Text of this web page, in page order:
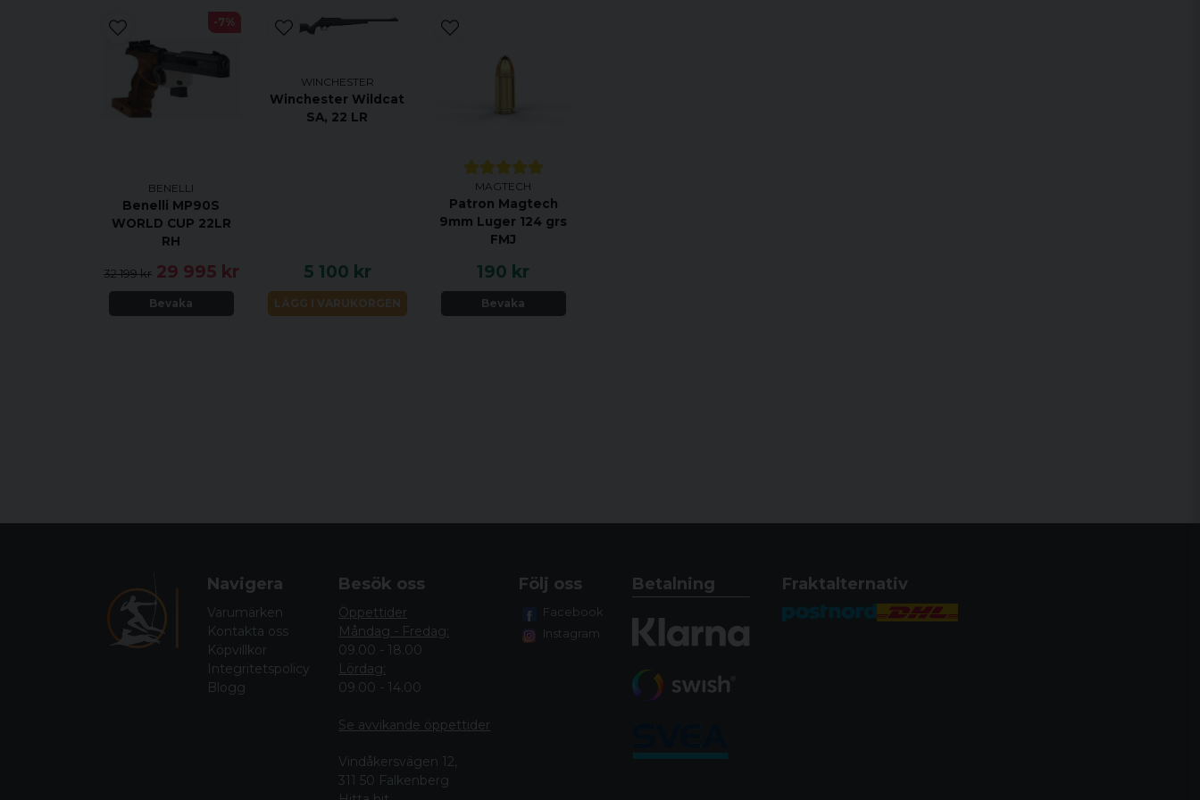
BENELLI
Benelli MP90S
WORLD CUP 22LR
RH
32 199 kr 29 995 kr
Bevaka
-7%
WINCHESTER
Winchester Wildcat
SA, 22 LR
5 100 kr
LÄGG I VARUKORGEN
MAGTECH
Patron Magtech
9mm Luger 124 grs
FMJ
190 kr
Bevaka
Navigera
Varumärken
Kontakta oss
Köpvillkor
Integritetspolicy
Blogg
Besök oss
Öppettider
Måndag - Fredag:
09.00 - 18.00
Lördag:
09.00 - 14.00
Se avvikande öppettider
Vindåkersvägen 12,
311 50 Falkenberg
Följ oss
Facebook
Instagram
Betalning Fraktalternativ